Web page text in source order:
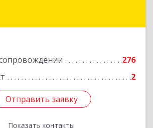
276
2
Отправить заявку
Показать контакты
Отправить заявку
Назад